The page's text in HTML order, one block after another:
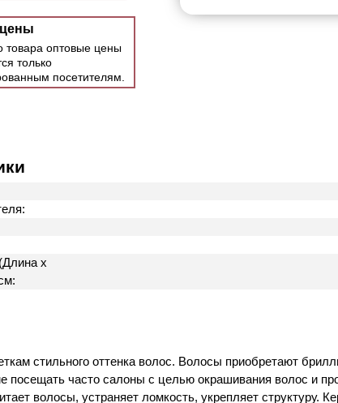
товара оптовые цены
только
посетителям.
х
стильного оттенка волос. Волосы приобретают
посещать часто салоны с целью окрашивания волос и
волосы, устраняет ломкость, укрепляет структуру.